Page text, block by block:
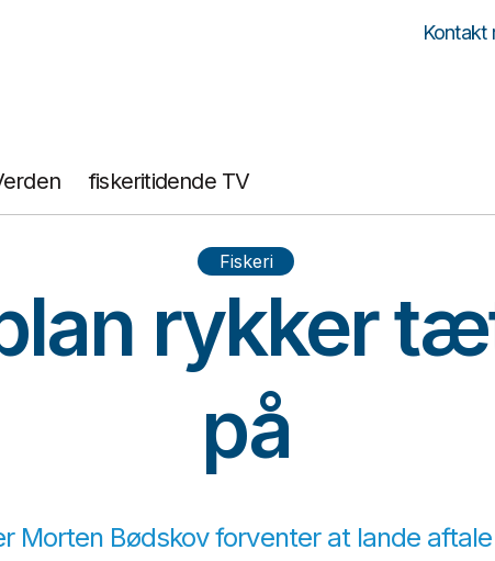
Kontakt
fiskeritidende TV
Fiskeri
rykker
på
Morten Bødskov forventer at lande